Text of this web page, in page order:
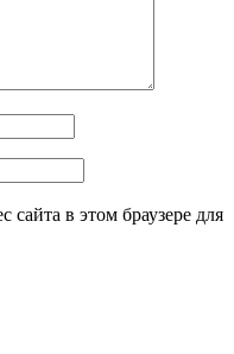
сайта в этом браузере для